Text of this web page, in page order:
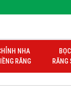
NHA
RĂNG
BỌC
RĂNG